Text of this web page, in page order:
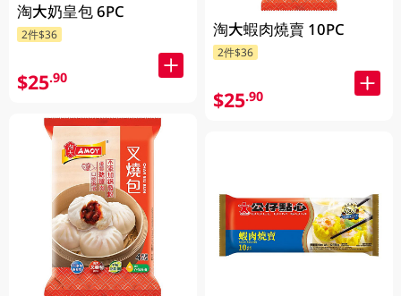
淘大奶皇包 6PC
2件$36
$25.90
淘大蝦肉燒賣 10PC
2件$36
$25.90